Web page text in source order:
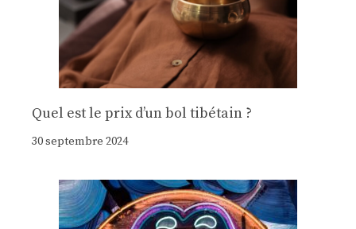
Quel est le prix d’un bol tibétain ?
30 septembre 2024